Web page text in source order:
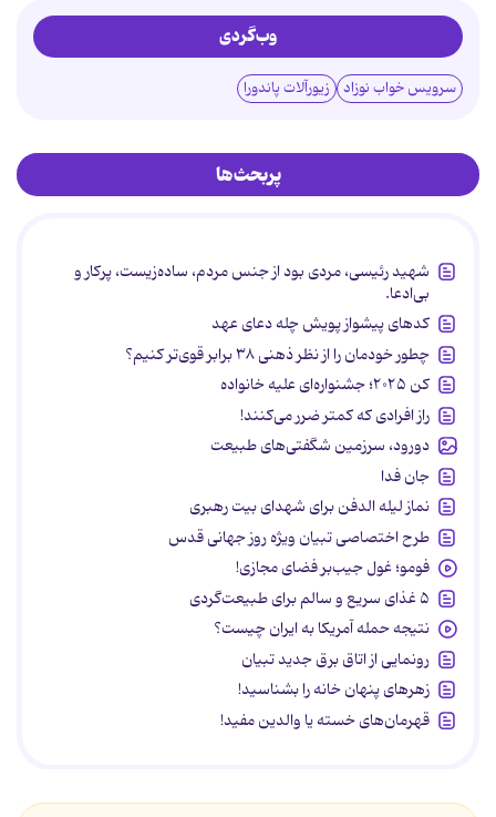
وب‌گردی
سرویس خواب نوزاد زیورآلات پاندورا
پربحث‌ها
شهید رئیسی، مردی بود از جنس مردم، ساده‌زیست، پرکار و
بی‌ادعا.
کدهای پیشواز پویش چله دعای عهد
چطور خودمان را از نظر ذهنی ۳۸ برابر قوی‌تر کنیم؟
کن ۲۰۲۵؛ جشنواره‌ای علیه خانواده
راز افرادی که کمتر ضرر می‌کنند!
دورود، سرزمین شگفتی‌های طبیعت
جان فدا
نماز لیله الدفن برای شهدای بیت رهبری
طرح اختصاصی تبیان ویژه روز جهانی قدس
فومو؛ غول جیب‌بر فضای مجازی!
۵ غذای سریع و سالم برای طبیعت‌گردی
نتیجه حمله آمریکا به ایران چیست؟
رونمایی از اتاق برق جدید تبیان
زهرهای پنهان خانه را بشناسید!
قهرمان‌های خسته یا والدین مفید!